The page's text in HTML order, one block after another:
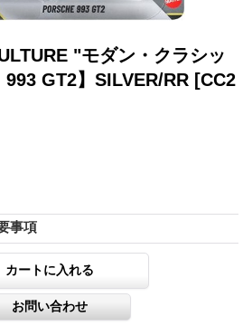
"モダン・クラシッ
GT2】SILVER/RR [CC2
事項